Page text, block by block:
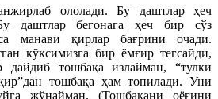
ололади. Бу даштлар ҳеч
даштлар бегонага ҳеч бир сўз
манави қирлар бағрини очади.
кўксимизга бир ёмғир тегсайди,
тошбақа излайман, “тулки
тошбақа ҳам топилади. Уни
жўнайман. (Тошбақани оёғини